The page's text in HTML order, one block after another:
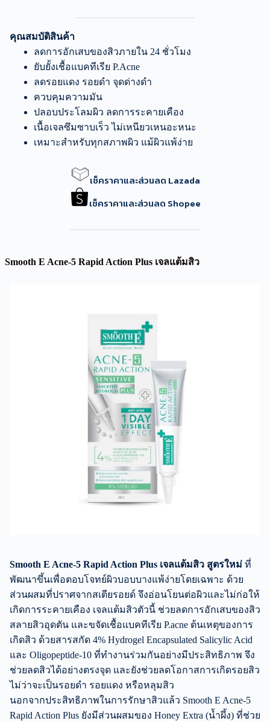
คุณสมบัติสินค้า
ลดการอักเสบของสิวภายใน 24 ชั่วโมง
ยับยั้งเชื้อแบคทีเรีย P.Acne
ลดรอยแดง รอยดำ จุดด่างดำ
ควบคุมความมัน
ปลอบประโลมผิว ลดการระคายเคือง
เนื้อเจลซึมซาบเร็ว ไม่เหนียวเหนอะหนะ
เหมาะสำหรับทุกสภาพผิว แม้ผิวแพ้ง่าย
เช็คราคาและส่วนลด Lazada
เช็คราคาและส่วนลด Shopee
Smooth E Acne-5 Rapid Action Plus เจลแต้มสิว
Smooth E Acne-5 Rapid Action Plus เจลแต้มสิว สูตรใหม่ ที่
พัฒนาขึ้นเพื่อตอบโจทย์ผิวบอบบางแพ้ง่ายโดยเฉพาะ ด้วย
ส่วนผสมที่ปราศจากสเตียรอยด์ จึงอ่อนโยนต่อผิวและไม่ก่อให้
เกิดการระคายเคือง เจลแต้มสิวตัวนี้ ช่วยลดการอักเสบของสิว
สลายสิวอุดตัน และขจัดเชื้อแบคทีเรีย P.acne ต้นเหตุของการ
เกิดสิว ด้วยสารสกัด 4% Hydrogel Encapsulated Salicylic Acid
และ Oligopeptide-10 ที่ทำงานร่วมกันอย่างมีประสิทธิภาพ จึง
ช่วยลดสิวได้อย่างตรงจุด และยังช่วยลดโอกาสการเกิดรอยสิว
ไม่ว่าจะเป็นรอยดำ รอยแดง หรือหลุมสิว
นอกจากประสิทธิภาพในการรักษาสิวแล้ว Smooth E Acne-5
Rapid Action Plus ยังมีส่วนผสมของ Honey Extra (น้ำผึ้ง) ที่ช่วย